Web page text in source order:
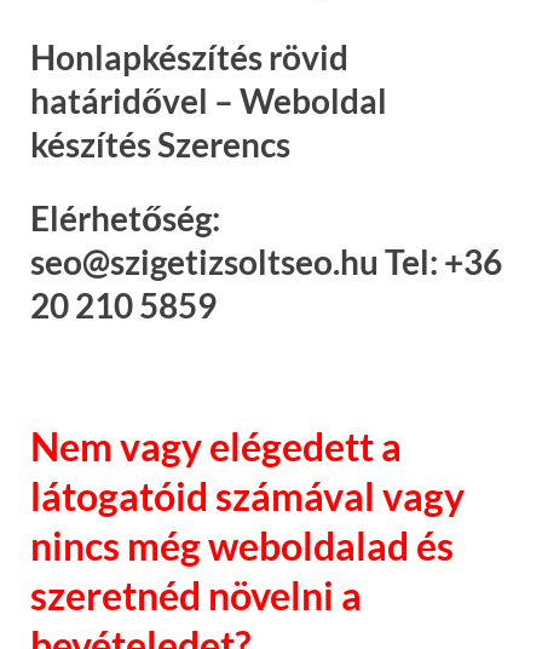
Honlapkészítés rövid
határidővel – Weboldal
készítés Szerencs
Elérhetőség:
seo@szigetizsoltseo.hu Tel: +36
20 210 5859
Nem vagy elégedett a
látogatóid számával vagy
nincs még weboldalad és
szeretnéd növelni a